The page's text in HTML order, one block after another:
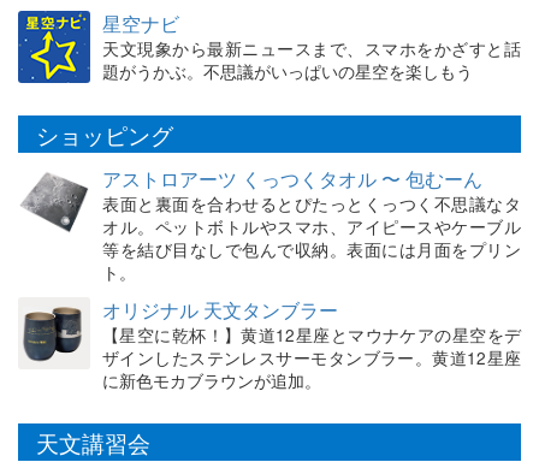
星空ナビ
天文現象から最新ニュースまで、スマホをかざすと話
題がうかぶ。不思議がいっぱいの星空を楽しもう
ショッピング
アストロアーツ くっつくタオル 〜 包むーん
表面と裏面を合わせるとぴたっとくっつく不思議なタ
オル。ペットボトルやスマホ、アイピースやケーブル
等を結び目なしで包んで収納。表面には月面をプリン
ト。
オリジナル 天文タンブラー
【星空に乾杯！】黄道12星座とマウナケアの星空をデ
ザインしたステンレスサーモタンブラー。黄道12星座
に新色モカブラウンが追加。
天文講習会